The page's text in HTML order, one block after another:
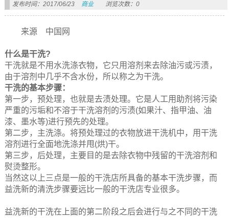
发布时间：2017/06/23 商业 浏览次数：0
来源 中国网
什么是干洗?
干洗就是不用水洗涤衣物，它只用溶剂来去除油污或污渍，
由于溶剂中几乎不含水份，所以称之为干洗。
干洗的基本步骤：
第一步，预处理，也就是去渍处理。它是人工用助剂将污染
严重的污垢和不溶于干洗溶剂的污渍(如果汁、指甲油、油
漆、墨水等)进行预先的处理。
第二步，主洗涤。将预处理过的衣物放进干洗机中，用干洗
溶剂进行全面地洗涤并甩(烘)干。
第三步，后处理，主要目的是去除衣物中残留的干洗溶剂和
熨烫整形。
当然这以上三点是一般的干洗店所具备的基本干洗步骤，而
益洗新的清洗步骤要远比一般的干洗店专业很多。
益洗新的干洗在上面的第二阶段之后会进行与之不同的干洗